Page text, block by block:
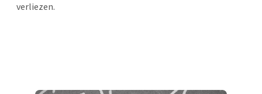
verliezen.